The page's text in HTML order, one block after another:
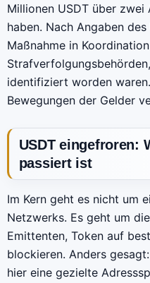
Millionen USDT über
haben. Nach Angaben
Maßnahme in
identifiziert worden
Bewegungen der Gelder
USDT eingefroren:
passiert ist
Im Kern geht es nicht um
Netzwerks. Es geht um
Emittenten, Token auf
blockieren. Anders
hier eine gezielte